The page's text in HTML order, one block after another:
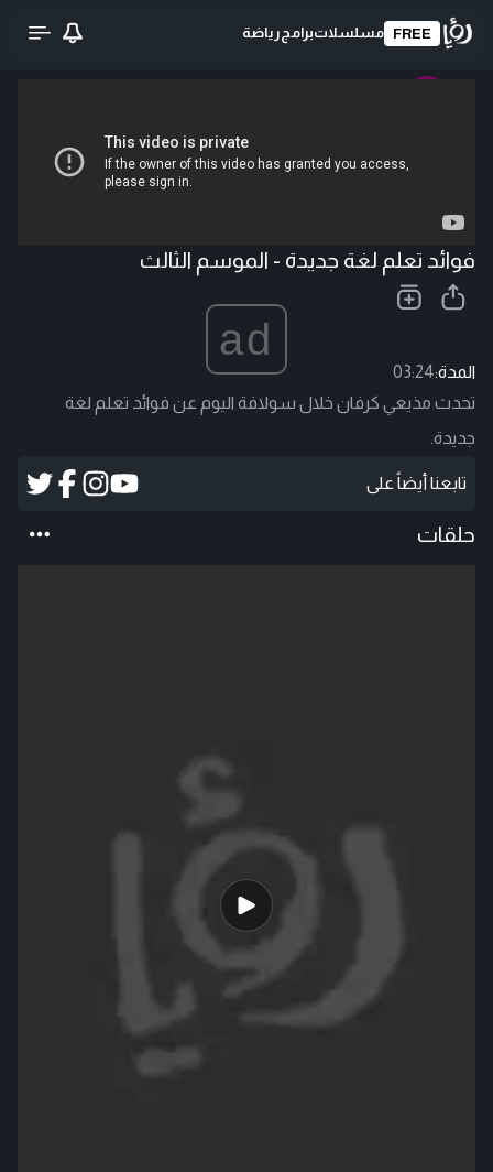
FREE مسلسلاتبرامج رياضة
فوائد تعلم لغة جديدة - الموسم الثالث
ad
المدة:03:24
تحدث مذيعي‬‎ كرفان خلال سولافة اليوم عن فوائد تعلم لغة
جديدة.
تابعنا أيضاً على
حلقات